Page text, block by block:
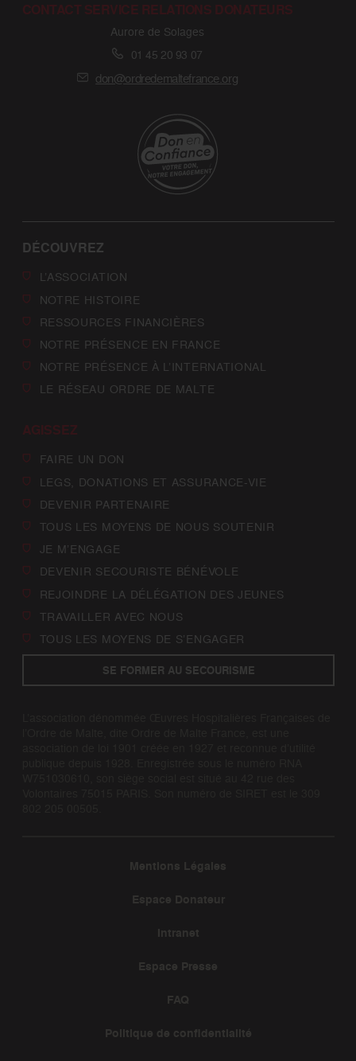
CONTACT SERVICE RELATIONS DONATEURS
Aurore de Solages
01 45 20 93 07
don@ordredemaltefrance.org
DÉCOUVREZ
L’ASSOCIATION
NOTRE HISTOIRE
RESSOURCES FINANCIÈRES
NOTRE PRÉSENCE EN FRANCE
NOTRE PRÉSENCE À L’INTERNATIONAL
LE RÉSEAU ORDRE DE MALTE
AGISSEZ
FAIRE UN DON
LEGS, DONATIONS ET ASSURANCE-VIE
DEVENIR PARTENAIRE
TOUS LES MOYENS DE NOUS SOUTENIR
JE M’ENGAGE
DEVENIR SECOURISTE BÉNÉVOLE
REJOINDRE LA DÉLÉGATION DES JEUNES
TRAVAILLER AVEC NOUS
TOUS LES MOYENS DE S’ENGAGER
SE FORMER AU SECOURISME
Mentions Légales
Espace Donateur
Intranet
Espace Presse
FAQ
Politique de confidentialité